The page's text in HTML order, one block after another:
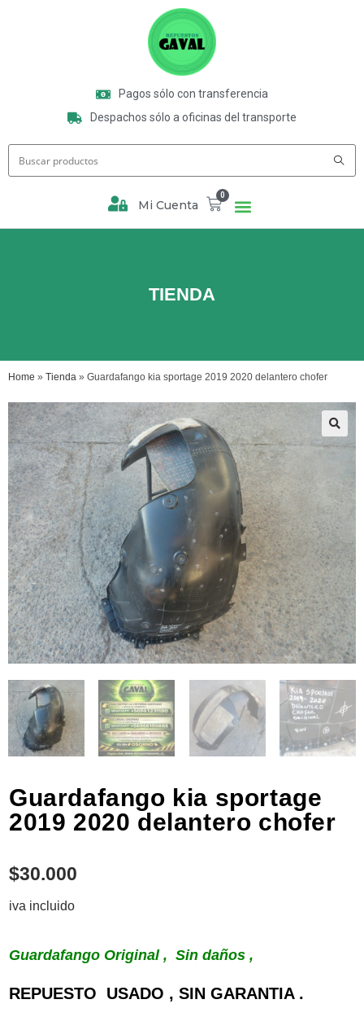
Pagos sólo con transferencia
Despachos sólo a oficinas del transporte
Mi Cuenta
0
TIENDA
Home » Tienda » Guardafango kia sportage 2019 2020 delantero chofer
Guardafango kia sportage
2019 2020 delantero chofer
$30.000
iva incluido
Guardafango Original , Sin daños ,
REPUESTO USADO , SIN GARANTIA .